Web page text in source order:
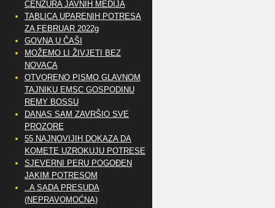
CENZURA JAVNIH MEDIJA
TABLICA UPARENIH POTRESA
ZA FEBRUAR 2022g
GOVNA U ČAŠI
MOŽEMO LI ŽIVJETI BEZ
NOVACA
OTVORENO PISMO GLAVNOM
TAJNIKU EMSC GOSPODINU
REMY BOSSU
DANAS SAM ZAVRŠIO SVE
PROZORE
55 NAJNOVIJIH DOKAZA DA
KOMETE UZROKUJU POTRESE
SJEVERNI PERU POGOĐEN
JAKIM POTRESOM
..A SADA PRESUDA
(NEPRAVOMOĆNA)